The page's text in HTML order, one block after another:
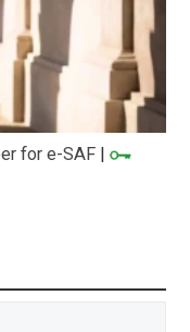
for e-SAF |